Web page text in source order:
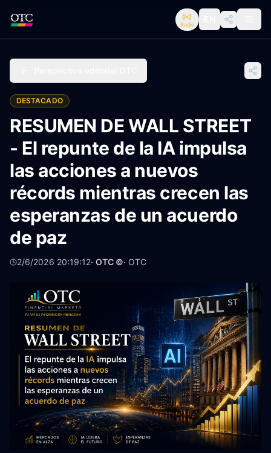
Radio
DESTACADO
RESUMEN DE WALL STREET
- El repunte de la IA impulsa
las acciones a nuevos
récords mientras crecen las
esperanzas de un acuerdo
de paz
2/6/2026 20:19:12· OTC ©· OTC